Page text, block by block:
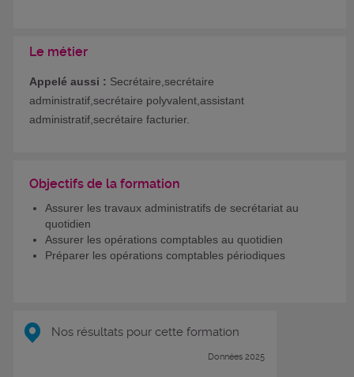
Le métier
Appelé aussi : Secrétaire,secrétaire
administratif,secrétaire polyvalent,assistant
administratif,secrétaire facturier.
Objectifs de la formation
Assurer les travaux administratifs de secrétariat au
quotidien
Assurer les opérations comptables au quotidien
Préparer les opérations comptables périodiques
Nos résultats pour cette formation
Données 2025